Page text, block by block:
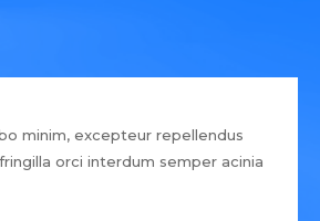
minim, excepteur repellendus
orci interdum semper acinia